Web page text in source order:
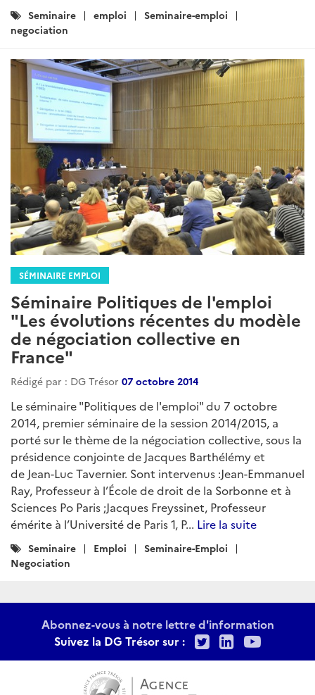
Catégories
:
Seminaire emploi
Seminaire-emploi
negociation
SÉMINAIRE EMPLOI
Séminaire Politiques de l'emploi
"Les évolutions récentes du modèle
de négociation collective en
France"
Rédigé par : DG Trésor 07 octobre 2014
Le séminaire "Politiques de l'emploi" du 7 octobre
2014, premier séminaire de la session 2014/2015, a
porté sur le thème de la négociation collective, sous la
présidence conjointe de Jacques Barthélémy et
de Jean-Luc Tavernier. Sont intervenus :Jean-Emmanuel
Ray, Professeur à l’École de droit de la Sorbonne et à
Sciences Po Paris ;Jacques Freyssinet, Professeur
émérite à l’Université de Paris 1, P... Lire la suite
Catégories
:
Seminaire Emploi
Seminaire-Emploi
Negociation
Abonnez-vous à notre lettre d'information
Suivez la DG Trésor sur :
TwitterLinkedIn